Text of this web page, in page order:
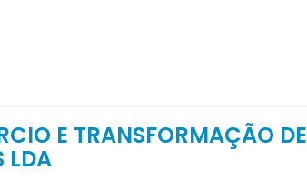
E TRANSFORMAÇÃO DE
LDA